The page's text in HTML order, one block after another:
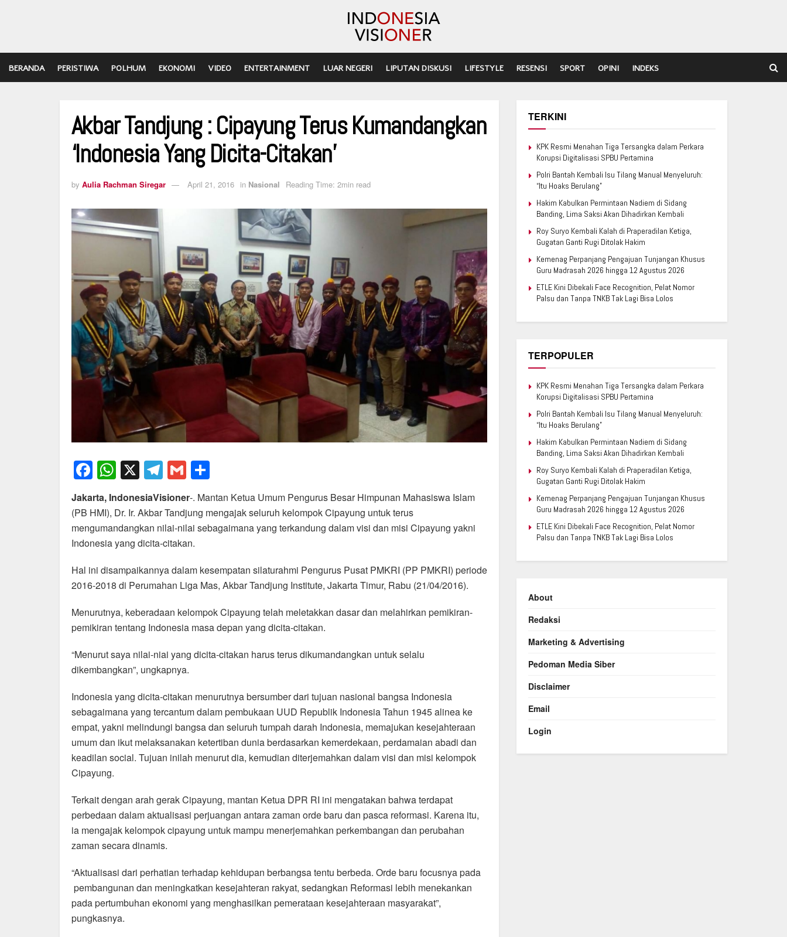
BERANDA PERISTIWA POLHUM EKONOMI VIDEO ENTERTAINMENT LUAR NEGERI LIPUTAN DISKUSI LIFESTYLE RESENSI SPORT OPINI INDEKS
Akbar Tandjung : Cipayung Terus Kumandangkan
‘Indonesia Yang Dicita-Citakan’
by Aulia Rachman Siregar April 21, 2016 in Nasional Reading Time: 2min read
F
a
c
e
b
o
o
W
h
at
s
A
p
p
X T
el
e
gr
a
m
G
m
ail
h
ar
e
Jakarta, IndonesiaVisioner-. Mantan Ketua Umum Pengurus Besar Himpunan Mahasiswa Islam
(PB HMI), Dr. Ir. Akbar Tandjung mengajak seluruh kelompok Cipayung untuk terus
mengumandangkan nilai-nilai sebagaimana yang terkandung dalam visi dan misi Cipayung yakni
Indonesia yang dicita-citakan.
Hal ini disampaikannya dalam kesempatan silaturahmi Pengurus Pusat PMKRI (PP PMKRI) periode
2016-2018 di Perumahan Liga Mas, Akbar Tandjung Institute, Jakarta Timur, Rabu (21/04/2016).
Menurutnya, keberadaan kelompok Cipayung telah meletakkan dasar dan melahirkan pemikiran-
pemikiran tentang Indonesia masa depan yang dicita-citakan.
“Menurut saya nilai-niai yang dicita-citakan harus terus dikumandangkan untuk selalu
dikembangkan”, ungkapnya.
Indonesia yang dicita-citakan menurutnya bersumber dari tujuan nasional bangsa Indonesia
sebagaimana yang tercantum dalam pembukaan UUD Republik Indonesia Tahun 1945 alinea ke
empat, yakni melindungi bangsa dan seluruh tumpah darah Indonesia, memajukan kesejahteraan
umum dan ikut melaksanakan ketertiban dunia berdasarkan kemerdekaan, perdamaian abadi dan
keadilan social. Tujuan inilah menurut dia, kemudian diterjemahkan dalam visi dan misi kelompok
Cipayung.
Terkait dengan arah gerak Cipayung, mantan Ketua DPR RI ini mengatakan bahwa terdapat
perbedaan dalam aktualisasi perjuangan antara zaman orde baru dan pasca reformasi. Karena itu,
ia mengajak kelompok cipayung untuk mampu menerjemahkan perkembangan dan perubahan
zaman secara dinamis.
“Aktualisasi dari perhatian terhadap kehidupan berbangsa tentu berbeda. Orde baru focusnya pada
pembangunan dan meningkatkan kesejahteran rakyat, sedangkan Reformasi lebih menekankan
pada pertumbuhan ekonomi yang menghasilkan pemerataan kesejahteraan masyarakat”,
pungkasnya.
TERKINI
KPK Resmi Menahan Tiga Tersangka dalam Perkara
Korupsi Digitalisasi SPBU Pertamina
Polri Bantah Kembali Isu Tilang Manual Menyeluruh:
“Itu Hoaks Berulang”
Hakim Kabulkan Permintaan Nadiem di Sidang
Banding, Lima Saksi Akan Dihadirkan Kembali
Roy Suryo Kembali Kalah di Praperadilan Ketiga,
Gugatan Ganti Rugi Ditolak Hakim
Kemenag Perpanjang Pengajuan Tunjangan Khusus
Guru Madrasah 2026 hingga 12 Agustus 2026
ETLE Kini Dibekali Face Recognition, Pelat Nomor
Palsu dan Tanpa TNKB Tak Lagi Bisa Lolos
TERPOPULER
KPK Resmi Menahan Tiga Tersangka dalam Perkara
Korupsi Digitalisasi SPBU Pertamina
Polri Bantah Kembali Isu Tilang Manual Menyeluruh:
“Itu Hoaks Berulang”
Hakim Kabulkan Permintaan Nadiem di Sidang
Banding, Lima Saksi Akan Dihadirkan Kembali
Roy Suryo Kembali Kalah di Praperadilan Ketiga,
Gugatan Ganti Rugi Ditolak Hakim
Kemenag Perpanjang Pengajuan Tunjangan Khusus
Guru Madrasah 2026 hingga 12 Agustus 2026
ETLE Kini Dibekali Face Recognition, Pelat Nomor
Palsu dan Tanpa TNKB Tak Lagi Bisa Lolos
About
Redaksi
Marketing & Advertising
Pedoman Media Siber
Disclaimer
Email
Login